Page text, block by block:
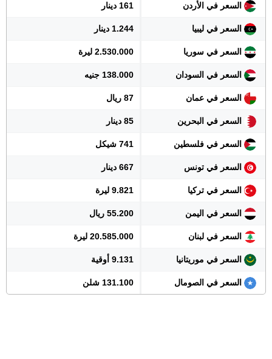
السعر في الأردن 161 دينار
السعر في ليبيا 1.244 دينار
السعر في سوريا 2.530.000 ليرة
السعر في السودان 138.000 جنيه
السعر في عمان 87 ريال
السعر في البحرين 85 دينار
السعر في فلسطين 741 شيكل
السعر في تونس 667 دينار
السعر في تركيا 9.821 ليرة
السعر في اليمن 55.200 ريال
السعر في لبنان 20.585.000 ليرة
السعر في موريتانيا 9.131 أوقية
السعر في الصومال 131.100 شلن